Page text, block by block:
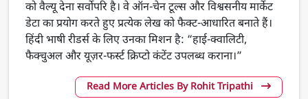
को वैल्यू देना सर्वोपरि है। वे ऑन-चेन टूल्स और विश्वसनीय मार्केट
डेटा का प्रयोग करते हुए प्रत्येक लेख को फैक्ट-आधारित बनाते हैं।
हिंदी भाषी रीडर्स के लिए उनका मिशन है: “हाई-क्वालिटी,
फैक्चुअल और यूज़र-फर्स्ट क्रिप्टो कंटेंट उपलब्ध कराना।”
Read More Articles By Rohit Tripathi